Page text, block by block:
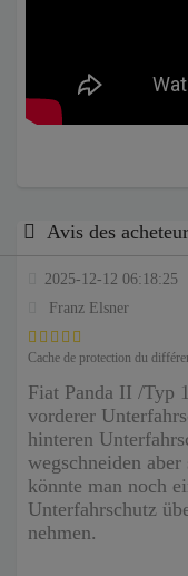
Avis des
2025-12-12 06:18:25
Franz Elsner
Cache de protection du
Fiat Panda II /Typ
vorderer
hinteren
wegschneiden
könnte man noch
Unterfahrschutz
nehmen.